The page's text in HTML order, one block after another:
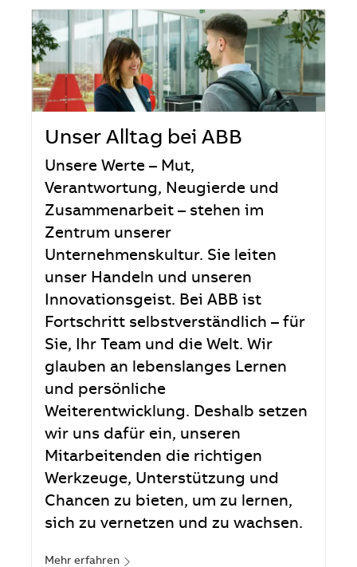
Unser Alltag bei ABB
Unsere Werte – Mut,
Verantwortung, Neugierde und
Zusammenarbeit – stehen im
Zentrum unserer
Unternehmenskultur. Sie leiten
unser Handeln und unseren
Innovationsgeist. Bei ABB ist
Fortschritt selbstverständlich – für
Sie, Ihr Team und die Welt. Wir
glauben an lebenslanges Lernen
und persönliche
Weiterentwicklung. Deshalb setzen
wir uns dafür ein, unseren
Mitarbeitenden die richtigen
Werkzeuge, Unterstützung und
Chancen zu bieten, um zu lernen,
sich zu vernetzen und zu wachsen.
Mehr erfahren